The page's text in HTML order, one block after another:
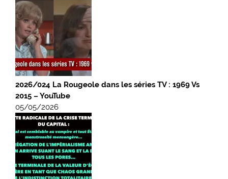
2026/024 La Rougeole dans les séries TV : 1969 Vs
2015 – YouTube
05/05/2026